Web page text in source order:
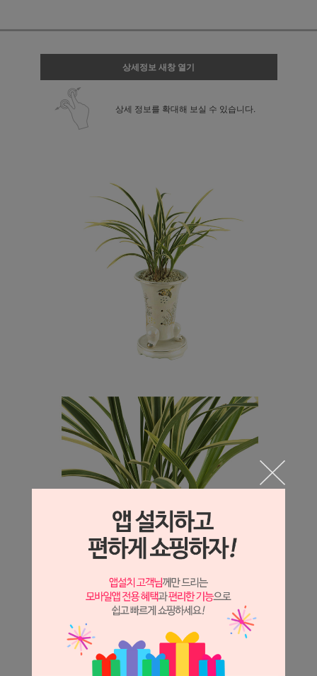
상세정보 새창 열기
상세 정보를 확대해 보실 수 있습니다.